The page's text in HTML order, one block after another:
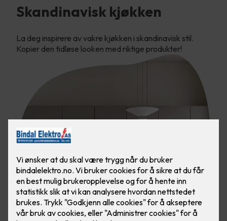
Skandinavisk kjøkken
La deg inspirere av vakre kjøkken i skandinavisk stil.
Kopier den tidløse looken med riktige produkter!